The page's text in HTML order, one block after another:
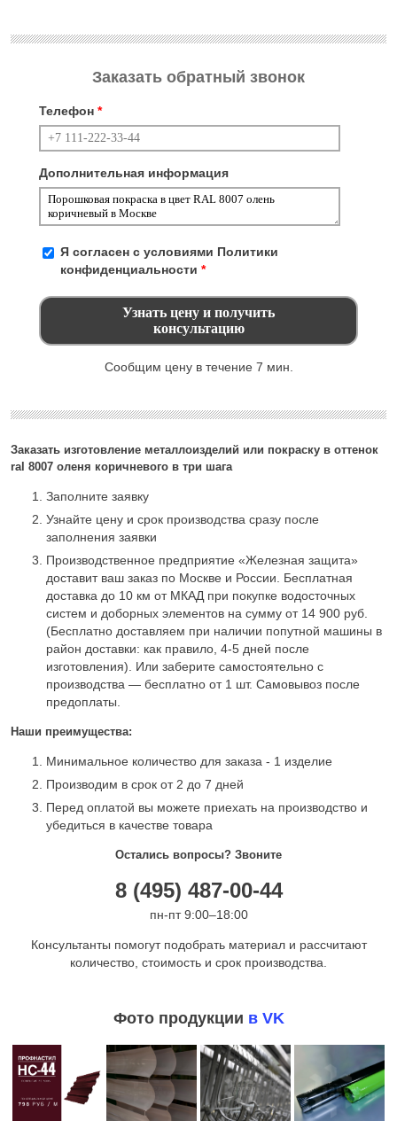
Заказать изготовление металлоизделий или покраску в оттенок
ral 8007 оленя коричневого в три шага
Заполните заявку
Узнайте цену и срок производства сразу после
заполнения заявки
Производственное предприятие «Железная защита»
доставит ваш заказ по Москве и России. Бесплатная
доставка до 10 км от МКАД при покупке водосточных
систем и доборных элементов на сумму от 14 900 руб.
(Бесплатно доставляем при наличии попутной машины в
район доставки: как правило, 4-5 дней после
изготовления). Или заберите самостоятельно с
производства — бесплатно от 1 шт. Самовывоз после
предоплаты.
Наши преимущества:
Минимальное количество для заказа - 1 изделие
Производим в срок от 2 до 7 дней
Перед оплатой вы можете приехать на производство и
убедиться в качестве товара
Заказать обратный звонок
Телефон *
Дополнительная информация
Я согласен с условиями Политики
конфиденциальности *
Сообщим цену в течение 7 мин.
Остались вопросы? Звоните
8 (495) 487-00-44
пн-пт 9:00–18:00
Консультанты помогут подобрать материал и рассчитают
количество, стоимость и срок производства.
Фото продукции в VK